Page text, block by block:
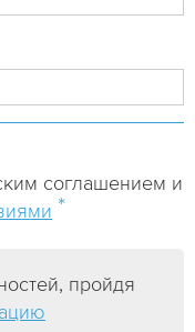
соглашением и
*
пройдя